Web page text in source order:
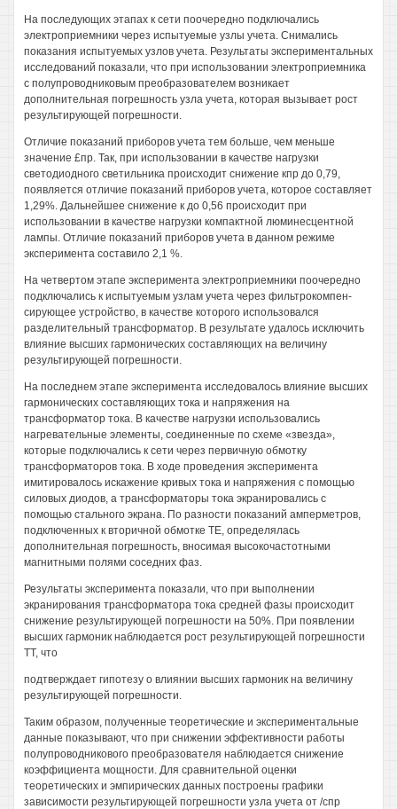
На последующих этапах к сети поочередно подключались
электроприемники через испытуемые узлы учета. Снимались
показания испытуемых узлов учета. Результаты экспериментальных
исследований показали, что при использовании электроприемника
с полупроводниковым преобразователем возникает
дополнительная погрешность узла учета, которая вызывает рост
результирующей погрешности.
Отличие показаний приборов учета тем больше, чем меньше
значение £пр. Так, при использовании в качестве нагрузки
светодиодного светильника происходит снижение кпр до 0,79,
появляется отличие показаний приборов учета, которое составляет
1,29%. Дальнейшее снижение к до 0,56 происходит при
использовании в качестве нагрузки компактной люминесцентной
лампы. Отличие показаний приборов учета в данном режиме
эксперимента составило 2,1 %.
На четвертом этапе эксперимента электроприемники поочередно
подключались к испытуемым узлам учета через фильтрокомпен-
сирующее устройство, в качестве которого использовался
разделительный трансформатор. В результате удалось исключить
влияние высших гармонических составляющих на величину
результирующей погрешности.
На последнем этапе эксперимента исследовалось влияние высших
гармонических составляющих тока и напряжения на
трансформатор тока. В качестве нагрузки использовались
нагревательные элементы, соединенные по схеме «звезда»,
которые подключались к сети через первичную обмотку
трансформаторов тока. В ходе проведения эксперимента
имитировалось искажение кривых тока и напряжения с помощью
силовых диодов, а трансформаторы тока экранировались с
помощью стального экрана. По разности показаний амперметров,
подключенных к вторичной обмотке ТЕ, определялась
дополнительная погрешность, вносимая высокочастотными
магнитными полями соседних фаз.
Результаты эксперимента показали, что при выполнении
экранирования трансформатора тока средней фазы происходит
снижение результирующей погрешности на 50%. При появлении
высших гармоник наблюдается рост результирующей погрешности
ТТ, что
подтверждает гипотезу о влиянии высших гармоник на величину
результирующей погрешности.
Таким образом, полученные теоретические и экспериментальные
данные показывают, что при снижении эффективности работы
полупроводникового преобразователя наблюдается снижение
коэффициента мощности. Для сравнительной оценки
теоретических и эмпирических данных построены графики
зависимости результирующей погрешности узла учета от /спр